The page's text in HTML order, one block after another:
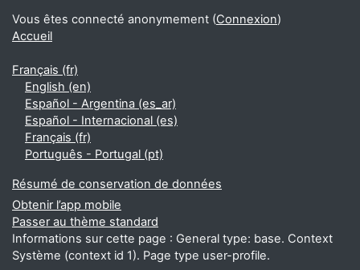
Vous êtes connecté anonymement (Connexion)
Accueil
Français ‎(fr)‎
English ‎(en)‎
Español - Argentina ‎(es_ar)‎
Español - Internacional ‎(es)‎
Français ‎(fr)‎
Português - Portugal ‎(pt)‎
Résumé de conservation de données
Obtenir l’app mobile
Passer au thème standard
Informations sur cette page : General type: base. Context
Système (context id 1). Page type user-profile.